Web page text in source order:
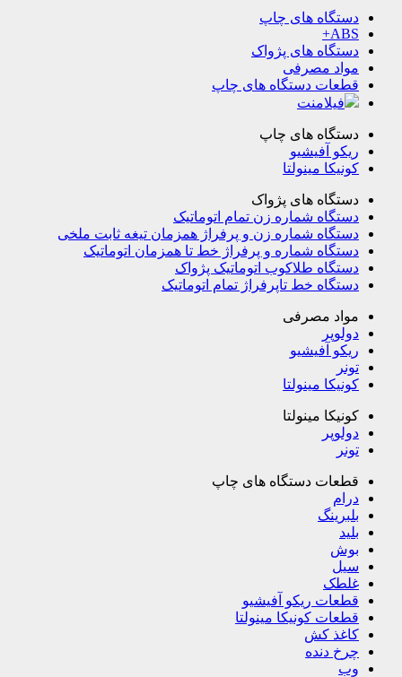
دستگاه های چاپ
ABS+
دستگاه های پژواک
مواد مصرفی
قطعات دستگاه های چاپ
فیلامنت
دستگاه های چاپ
ریکو آفیشیو
کونیکا مینولتا
دستگاه های پژواک
دستگاه شماره زن تمام اتوماتیک
دستگاه شماره زن و پرفراژ همزمان تیغه ثابت ملخی
دستگاه شماره و پرفراژ خط تا همزمان اتوماتیک
دستگاه طلاکوب اتوماتیک پژواک
دستگاه خط تاپرفراژ تمام اتوماتیک
مواد مصرفی
دولوپر
ریکو آفیشیو
تونر
کونیکا مینولتا
کونیکا مینولتا
دولوپر
تونر
قطعات دستگاه های چاپ
درام
بلبرینگ
بلید
بوش
سیل
غلطک
قطعات ریکو آفیشیو
قطعات کونیکا مینولتا
کاغذ کش
چرخ دنده
وب